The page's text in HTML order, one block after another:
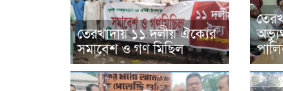
তেরখাদায় ১১ দলীয় ঐক্যের
সমাবেশ ও গণ মিছিল